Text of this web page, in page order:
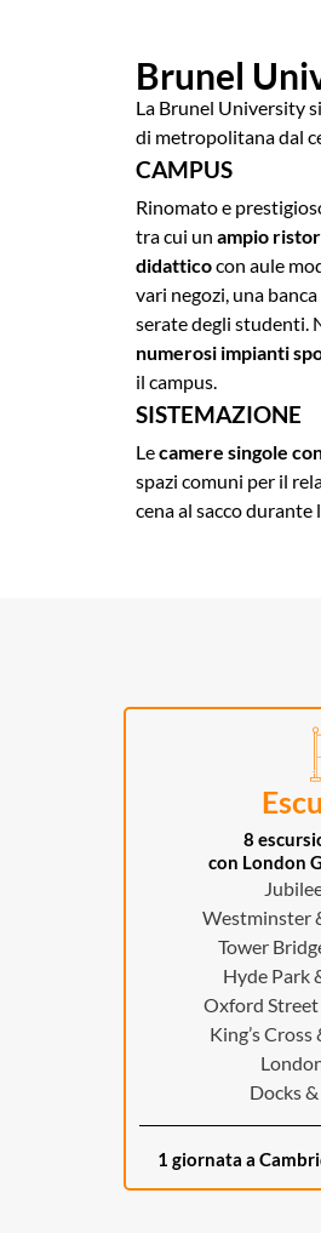
Brunel
La Brunel University
di metropolitana dal
CAMPUS
Rinomato e
tra cui un ampio
didatticocon aule
vari negozi, una
serate degli studenti.
numerosi impianti
il campus.
SISTEMAZIONE
Lecamere singole
spazi comuni per il
cena al sacco durante
8
con London
Westminster
Tower
Hyde Park
Oxford
King’s
Docks
1 giornata a